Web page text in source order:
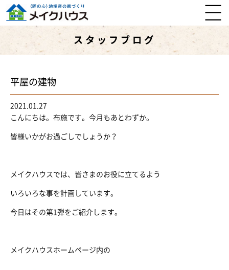
スタッフブログ
平屋の建物
2021.01.27
こんにちは。布施です。今月もあとわずか。
皆様いかがお過ごしでしょうか？
メイクハウスでは、皆さまのお役に立てるよう
いろいろな事を計画しています。
今日はその第1弾をご紹介します。
メイクハウスホームページ内の